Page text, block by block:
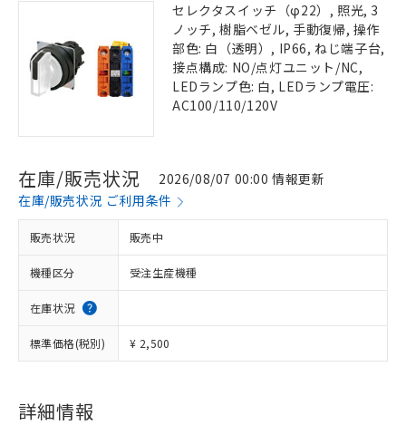
セレクタスイッチ（φ22）, 照光, 3
ノッチ, 樹脂ベゼル, 手動復帰, 操作
部色: 白（透明）, IP66, ねじ端子台,
接点構成: NO/点灯ユニット/NC,
LEDランプ色: 白, LEDランプ電圧:
AC100/110/120V
在庫/販売状況
2026/08/07 00:00 情報更新
在庫/販売状況 ご利用条件
販売状況 販売中
機種区分 受注生産機種
在庫状況
標準価格(税別) ¥ 2,500
詳細情報